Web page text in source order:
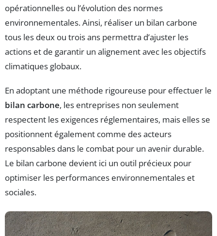
opérationnelles ou l’évolution des normes
environnementales. Ainsi, réaliser un bilan carbone
tous les deux ou trois ans permettra d’ajuster les
actions et de garantir un alignement avec les objectifs
climatiques globaux.
En adoptant une méthode rigoureuse pour effectuer le
bilan carbone, les entreprises non seulement
respectent les exigences réglementaires, mais elles se
positionnent également comme des acteurs
responsables dans le combat pour un avenir durable.
Le bilan carbone devient ici un outil précieux pour
optimiser les performances environnementales et
sociales.